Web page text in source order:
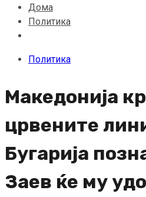
Дома
Политика
Политика
Македонија
црвените
Бугарија
Заев ќе му